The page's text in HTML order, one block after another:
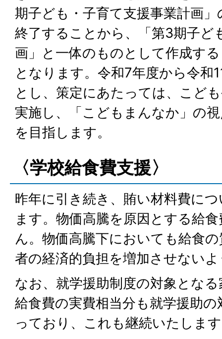
期子ども・子育て支援事業計画
終了することから、「第3期子ど
画」と一体のものとして作成す
となります。令和7年度から令和
とし、策定にあたっては、こど
実施し、「こどもまんなか」の
を目指します。
〈学校給食費支援〉
昨年に引き続き、賄い材料費に
ます。物価高騰を原因とする給
ん。物価高騰下においても給食
者の経済的負担を増加させない
なお、就学援助制度の対象とな
給食費の実費相当分も就学援助
っており、これも継続いたしま